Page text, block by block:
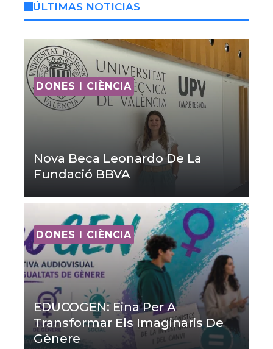
ÚLTIMAS NOTICIAS
DONES I CIÈNCIA
Nova Beca Leonardo De La
Fundació BBVA
DONES I CIÈNCIA
EDUCOGEN: Eina Per A
Transformar Els Imaginaris De
Gènere